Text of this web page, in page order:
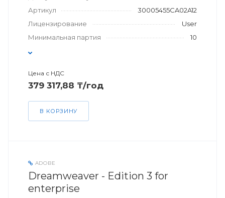
Артикул
30005455CA02A12
Лицензирование
User
Минимальная партия
10
Цена с НДС
379 317,88 ₸/год
В КОРЗИНУ
ADOBE
Dreamweaver - Edition 3 for
enterprise